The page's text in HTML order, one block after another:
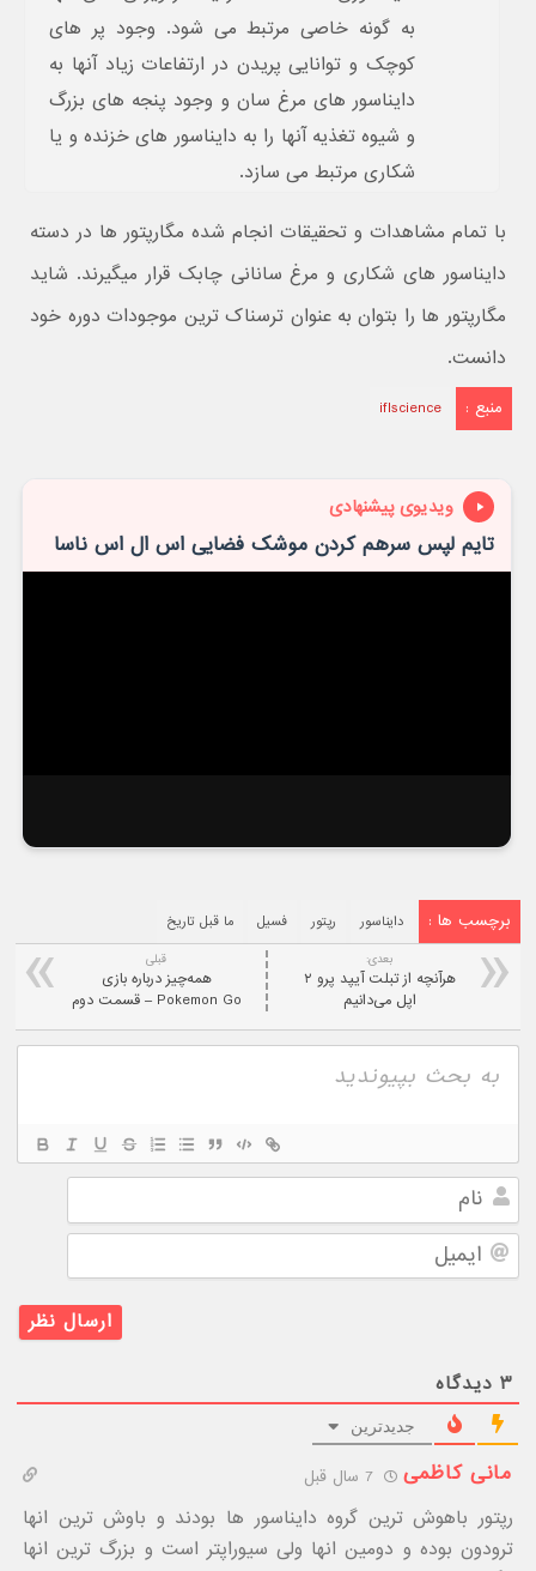
به گونه خاصی مرتبط می شود. وجود پر های
کوچک و توانایی پریدن در ارتفاعات زیاد آنها به
دایناسور های مرغ سان و وجود پنجه های بزرگ
و شیوه تغذیه آنها را به دایناسور های خزنده و یا
شکاری مرتبط می سازد.
با تمام مشاهدات و تحقیقات انجام شده مگارپتور ها در دسته
دایناسور های شکاری و مرغ سانانی چابک قرار میگیرند. شاید
مگارپتور ها را بتوان به عنوان ترسناک ترین موجودات دوره خود
دانست.
منبع : iflscience
ویدیوی پیشنهادی
تایم لپس سرهم کردن موشک فضایی اس ال اس ناسا
برچسب ها : دایناسور رپتور فسیل ما قبل تاریخ
قبلی
همه‌چیز درباره بازی
Pokemon Go – قسمت دوم
بعدی:
هرآنچه از تبلت آیپد پرو ۲
اپل می‌دانیم
نام
ایمیل
۳ دیدگاه
جدیدترین
مانی کاظمی 7 سال قبل
رپتور باهوش ترین گروه دایناسور ها بودند و باوش ترین انها
ترودون بوده و دومین انها ولی سیوراپتر است و بزرگ ترین انها